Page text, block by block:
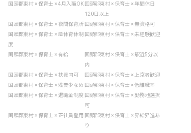
国頭郡東村 × 保育士 × 4月入職OK 国頭郡東村 × 保育士 × 年間休日
120日以上
国頭郡東村 × 保育士 × 夜間保育所 国頭郡東村 × 保育士 × 無資格可
国頭郡東村 × 保育士 × 産休育休制
度
国頭郡東村 × 保育士 × 未経験歓迎
国頭郡東村 × 保育士 × 有給
国頭郡東村 × 保育士 × 駅近5分以
内
国頭郡東村 × 保育士 × 扶養内可
国頭郡東村 × 保育士 × 上京者歓迎
国頭郡東村 × 保育士 × 残業少なめ 国頭郡東村 × 保育士 × 低離職率
国頭郡東村 × 保育士 × 退職金制度 国頭郡東村 × 保育士 × 勤務地選択
可
国頭郡東村 × 保育士 × 正社員登用 国頭郡東村 × 保育士 × 昇給昇進あ
り